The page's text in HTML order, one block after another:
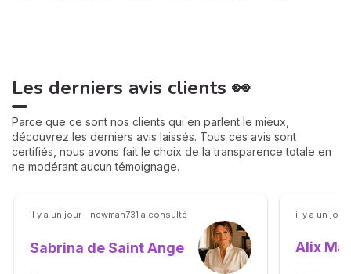
Les derniers avis clients 👀
Parce que ce sont nos clients qui en parlent le mieux,
découvrez les derniers avis laissés. Tous ces avis sont
certifiés, nous avons fait le choix de la transparence totale en
ne modérant aucun témoignage.
il y a un jour - newman731 a consulté
Sabrina de Saint Ange
il y a un
Alix